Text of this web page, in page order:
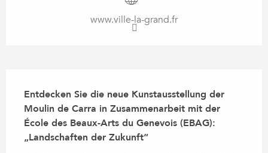
www.ville-la-grand.fr
Entdecken Sie die neue Kunstausstellung der
Moulin de Carra in Zusammenarbeit mit der
École des Beaux-Arts du Genevois (EBAG):
„Landschaften der Zukunft“